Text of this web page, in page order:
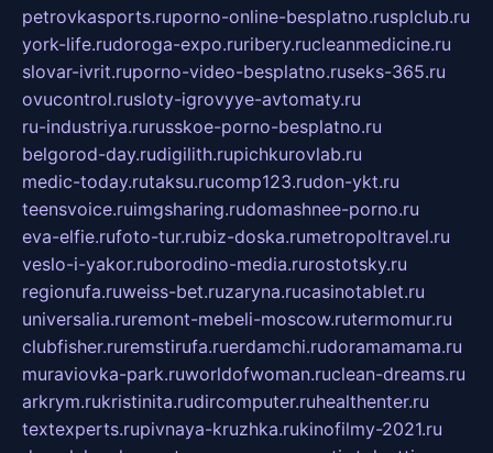
petrovkasports.ruporno-online-besplatno.rusplclub.ru
york-life.rudoroga-expo.ruribery.rucleanmedicine.ru
slovar-ivrit.ruporno-video-besplatno.ruseks-365.ru
ovucontrol.rusloty-igrovyye-avtomaty.ru
ru-industriya.rurusskoe-porno-besplatno.ru
belgorod-day.rudigilith.rupichkurovlab.ru
medic-today.rutaksu.rucomp123.rudon-ykt.ru
teensvoice.ruimgsharing.rudomashnee-porno.ru
eva-elfie.rufoto-tur.rubiz-doska.rumetropoltravel.ru
veslo-i-yakor.ruborodino-media.rurostotsky.ru
regionufa.ruweiss-bet.ruzaryna.rucasinotablet.ru
universalia.ruremont-mebeli-moscow.rutermomur.ru
clubfisher.ruremstirufa.ruerdamchi.rudoramamama.ru
muraviovka-park.ruworldofwoman.ruclean-dreams.ru
arkrym.rukristinita.rudircomputer.ruhealthenter.ru
textexperts.rupivnaya-kruzhka.rukinofilmy-2021.ru